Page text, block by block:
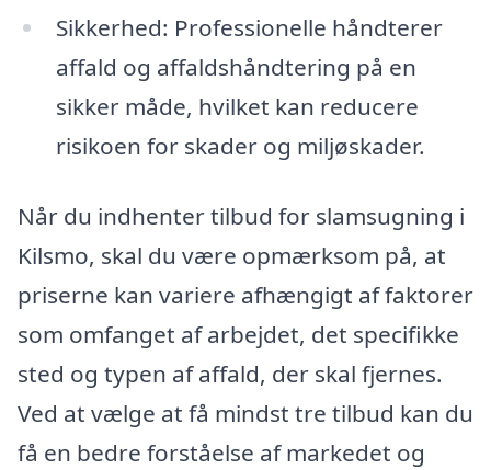
Sikkerhed: Professionelle håndterer
affald og affaldshåndtering på en
sikker måde, hvilket kan reducere
risikoen for skader og miljøskader.
Når du indhenter tilbud for slamsugning i
Kilsmo, skal du være opmærksom på, at
priserne kan variere afhængigt af faktorer
som omfanget af arbejdet, det specifikke
sted og typen af affald, der skal fjernes.
Ved at vælge at få mindst tre tilbud kan du
få en bedre forståelse af markedet og